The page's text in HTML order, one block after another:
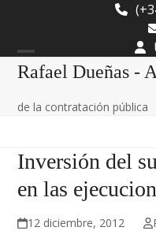
content
Rafael Dueñas -
Open
Close
de la contratación pública
Inversión del
en las
12 diciembre, 2012